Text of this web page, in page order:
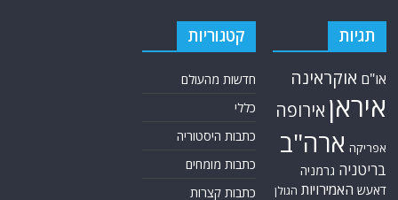
תגיות
או"ם אוקראינה
איראן אירופה
אפריקה ארה"ב
בריטניה גרמניה
דאעש האמירויות הגולן
קטגוריות
חדשות מהעולם
כללי
כתבות היסטוריה
כתבות מומחים
כתבות קצרות